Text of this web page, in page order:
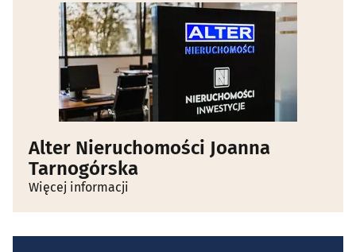
Alter Nieruchomości Joanna
Tarnogórska
Więcej informacji